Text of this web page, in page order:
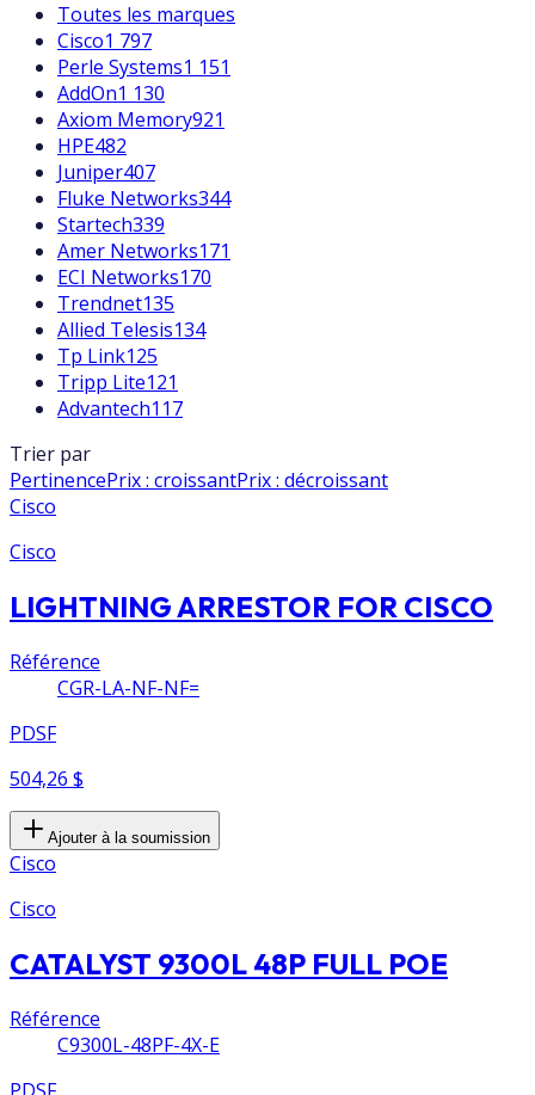
Toutes les marques
Cisco1 797
Perle Systems1 151
AddOn1 130
Axiom Memory921
HPE482
Juniper407
Fluke Networks344
Startech339
Amer Networks171
ECI Networks170
Trendnet135
Allied Telesis134
Tp Link125
Tripp Lite121
Advantech117
Trier par
PertinencePrix : croissantPrix : décroissant
Cisco
Cisco
LIGHTNING ARRESTOR FOR CISCO
Référence
CGR-LA-NF-NF=
PDSF
504,26 $
Ajouter à la soumission
Cisco
Cisco
CATALYST 9300L 48P FULL POE
Référence
C9300L-48PF-4X-E